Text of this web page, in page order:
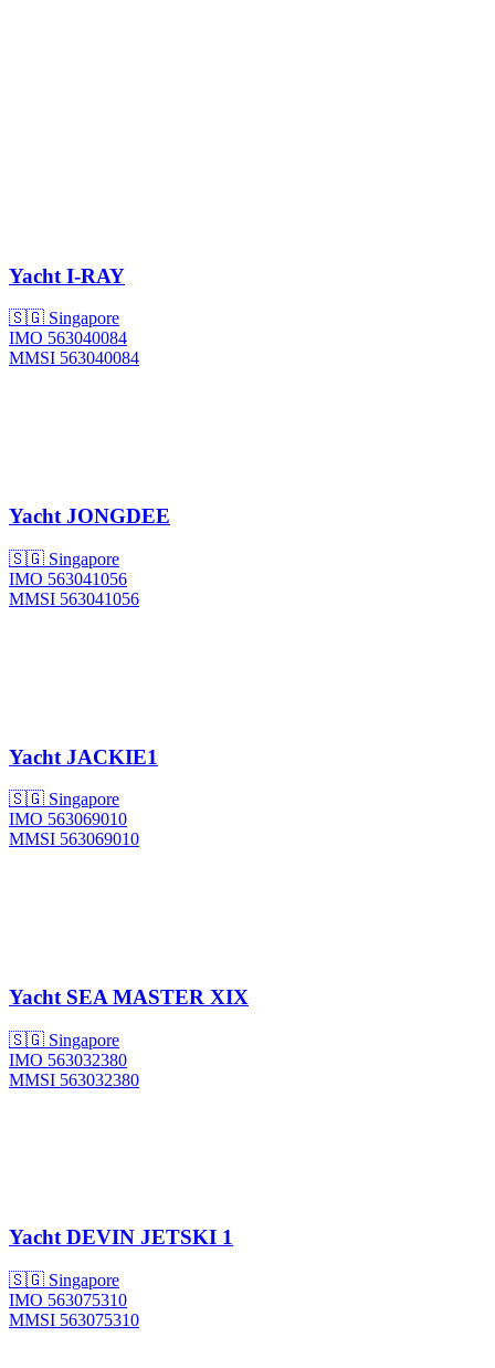
Yacht I-RAY
🇸🇬 Singapore
IMO 563040084
MMSI 563040084
Yacht JONGDEE
🇸🇬 Singapore
IMO 563041056
MMSI 563041056
Yacht JACKIE1
🇸🇬 Singapore
IMO 563069010
MMSI 563069010
Yacht SEA MASTER XIX
🇸🇬 Singapore
IMO 563032380
MMSI 563032380
YachtDEVIN JETSKI 1
🇸🇬 Singapore
IMO 563075310
MMSI 563075310